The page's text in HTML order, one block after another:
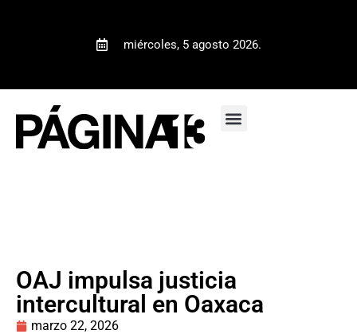
miércoles, 5 agosto 2026.
OAJ impulsa justicia
intercultural en Oaxaca
marzo 22, 2026